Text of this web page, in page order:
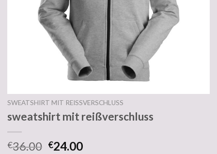
SWEATSHIRT MIT REISSVERSCHLUSS
sweatshirt mit reißverschluss
€36.00 €24.00